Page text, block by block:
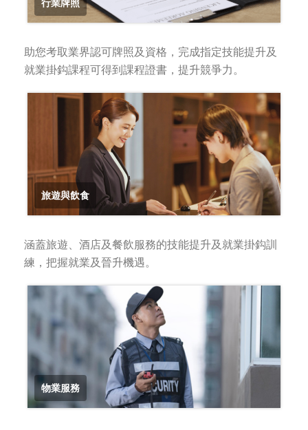
行業牌照
助您考取業界認可牌照及資格，完成指定技能提升及
就業掛鈎課程可得到課程證書，提升競爭力。
旅遊與飲食
涵蓋旅遊、酒店及餐飲服務的技能提升及就業掛鈎訓
練，把握就業及晉升機遇。
物業服務